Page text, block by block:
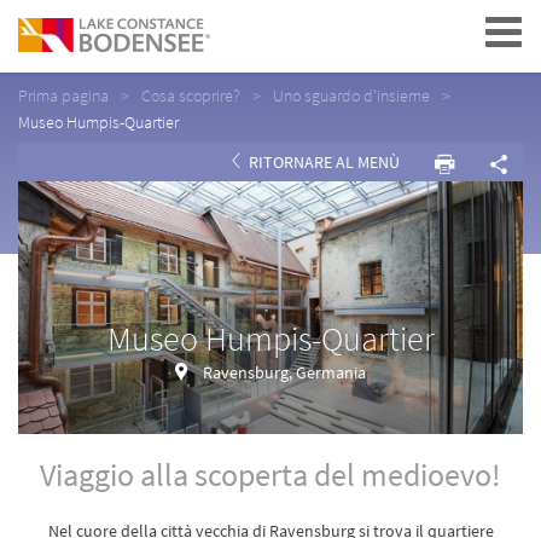
Navigation
Prima pagina Cosa scoprire?
Uno sguardo d'insieme
Museo Humpis-Quartier
RITORNARE AL MENÙ
Museo Humpis-Quartier
Ravensburg, Germania
Viaggio alla scoperta del medioevo!
Nel cuore della città vecchia di Ravensburg si trova il quartiere